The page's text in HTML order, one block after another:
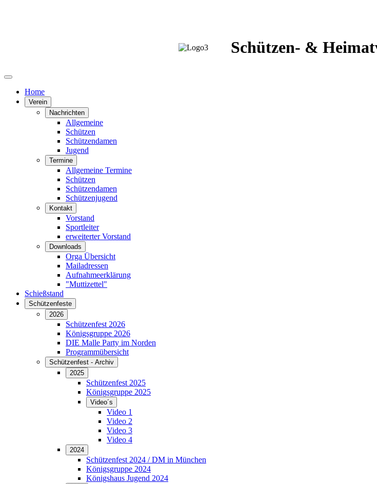
Schützen- &
Home
Verein
Nachrichten
Allgemeine
Schützen
Schützendamen
Jugend
Termine
Allgemeine Termine
Schützen
Schützendamen
Schützenjugend
Kontakt
Vorstand
Sportleiter
erweiterter Vorstand
Downloads
Orga Übersicht
Mailadressen
Aufnahmeerklärung
"Muttizettel"
Schießstand
Schützenfeste
2026
Schützenfest 2026
Königsgruppe 2026
DIE Malle Party im Norden
Programmübersicht
Schützenfest - Archiv
2025
Schützenfest 2025
Königsgruppe 2025
Video´s
Video 1
Video 2
Video 3
Video 4
2024
Schützenfest 2024 / DM in München
Königsgruppe 2024
Königshaus Jugend 2024